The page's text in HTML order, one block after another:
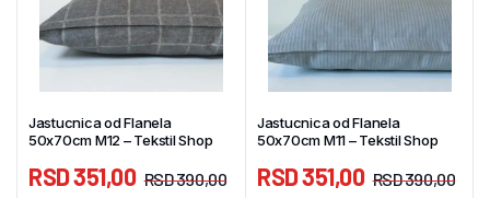
Jastucnica od Flanela
50x70cm M12 – Tekstil Shop
RSD390,00
RSD351,00
Jastucnica od Flanela
50x70cm M11 – Tekstil Shop
RSD390,00
RSD351,00